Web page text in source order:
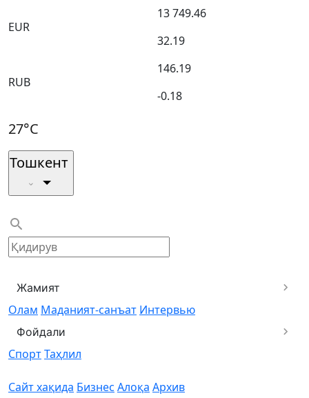
EUR
13 749.46
32.19
RUB
146.19
-0.18
27°C
Тошкент
Жамият
Олам Маданият-санъат Интервью
Фойдали
СпортТаҳлил
Сайт хақида Бизнес Алоқа Архив